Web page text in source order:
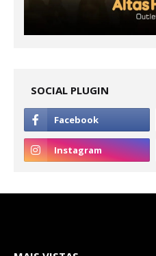
SOCIAL PLUGIN